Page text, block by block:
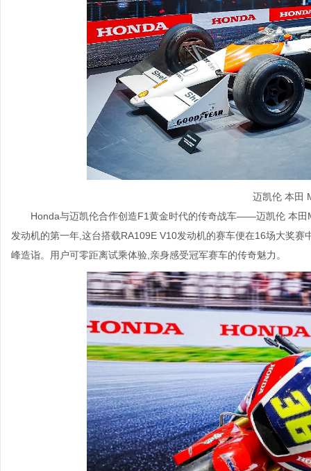
迈凯伦 本田
Honda与迈凯伦合作创造F1黄金时代的传奇战车——迈凯伦 本
发动机的第一年,这台搭载RA109E V10发动机的赛车便在16场大奖
峰造诣。用户可零距离试乘体验,亲身感受冠军赛车的传奇魅力。